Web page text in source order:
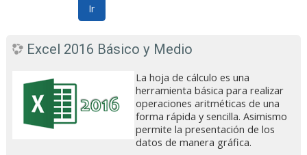
Ir
Excel 2016 Básico y Medio
La hoja de cálculo es una
herramienta básica para realizar
operaciones aritméticas de una
forma rápida y sencilla. Asimismo
permite la presentación de los
datos de manera gráfica.